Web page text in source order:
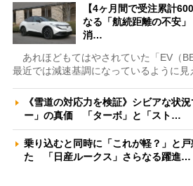
【4ヶ月間で受注累計
なる「航続距離の不安
消…
あれほどもてはやされていた「EV（
最近では減速基調になっているように
《雪道の対応力を検証》シビアな状
ー」の真価 「ターボ」と「スト…
乗り込むと同時に「これが軽？」と
た 「日産ルークス」さらなる躍進…